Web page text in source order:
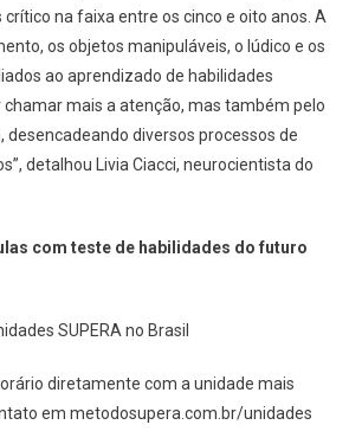
na faixa entre os cinco e oito anos. A
os objetos manipuláveis, o lúdico e os
ao aprendizado de habilidades
chamar mais a atenção, mas também pelo
diversos processos de
detalhou Livia Ciacci, neurocientista do
com teste de habilidades do futuro
SUPERA no Brasil
diretamente com a unidade mais
em metodosupera.com.br/unidades